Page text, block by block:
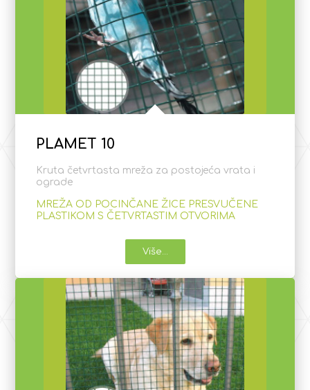
PLAMET 10
Kruta četvrtasta mreža za postojeća vrata i
ograde
MREŽA OD POCINČANE ŽICE PRESVUČENE
PLASTIKOM S ČETVRTASTIM OTVORIMA
Više...